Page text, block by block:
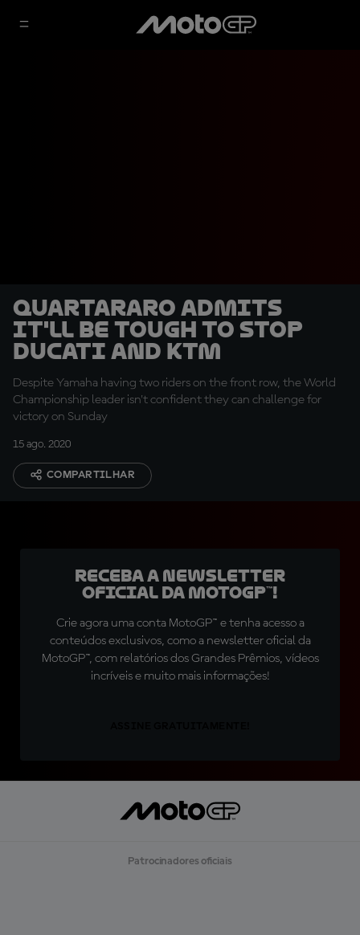
Quartararo admits
it'll be tough to stop
Ducati and KTM
Despite Yamaha having two riders on the front row, the World
Championship leader isn't confident they can challenge for
victory on Sunday
15 ago. 2020
COMPARTILHAR
Receba a newsletter
oficial da MotoGP™!
Crie agora uma conta MotoGP™ e tenha acesso a
conteúdos exclusivos, como a newsletter oficial da
MotoGP™, com relatórios dos Grandes Prêmios, vídeos
incríveis e muito mais informações!
Patrocinadores oficiais